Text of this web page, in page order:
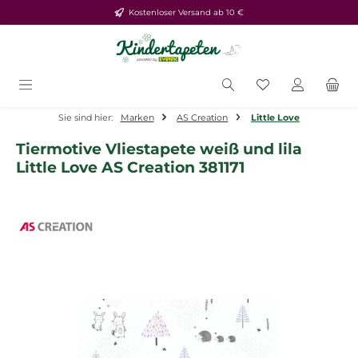
Zum Hauptinhalt springenKostenloser Versand ab 10 €
Du hast 0
Sie sind hier: Marken AS Creation Little Love
Tiermotive Vliestapete weiß und lila
Little Love AS Creation 381171
Bildergalerie überspringen